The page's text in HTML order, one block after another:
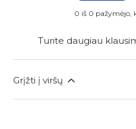
0 iš 0 pažymėjo,
Turite daugiau
Grįžti į viršų